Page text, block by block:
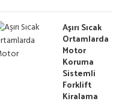
Aşırı Sıcak
Ortamlarda
Motor
Koruma
Sistemli
Forklift
Kiralama